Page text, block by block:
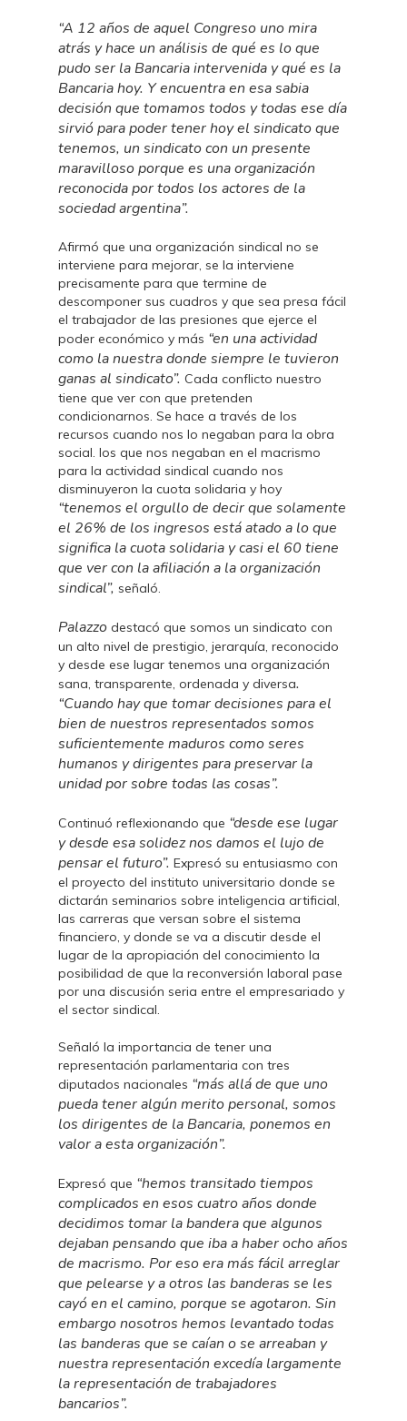
“A 12 años de aquel Congreso uno mira
atrás y hace un análisis de qué es lo que
pudo ser la Bancaria intervenida y qué es la
Bancaria hoy. Y encuentra en esa sabia
decisión que tomamos todos y todas ese día
sirvió para poder tener hoy el sindicato que
tenemos, un sindicato con un presente
maravilloso porque es una organización
reconocida por todos los actores de la
sociedad argentina”.
Afirmó que una organización sindical no se
interviene para mejorar, se la interviene
precisamente para que termine de
descomponer sus cuadros y que sea presa fácil
el trabajador de las presiones que ejerce el
poder económico y más “en una actividad
como la nuestra donde siempre le tuvieron
ganas al sindicato”. Cada conflicto nuestro
tiene que ver con que pretenden
condicionarnos. Se hace a través de los
recursos cuando nos lo negaban para la obra
social. los que nos negaban en el macrismo
para la actividad sindical cuando nos
disminuyeron la cuota solidaria y hoy
“tenemos el orgullo de decir que solamente
el 26% de los ingresos está atado a lo que
significa la cuota solidaria y casi el 60 tiene
que ver con la afiliación a la organización
sindical”, señaló.
Palazzo destacó que somos un sindicato con
un alto nivel de prestigio, jerarquía, reconocido
y desde ese lugar tenemos una organización
sana, transparente, ordenada y diversa.
“Cuando hay que tomar decisiones para el
bien de nuestros representados somos
suficientemente maduros como seres
humanos y dirigentes para preservar la
unidad por sobre todas las cosas”.
Continuó reflexionando que “desde ese lugar
y desde esa solidez nos damos el lujo de
pensar el futuro”. Expresó su entusiasmo con
el proyecto del instituto universitario donde se
dictarán seminarios sobre inteligencia artificial,
las carreras que versan sobre el sistema
financiero, y donde se va a discutir desde el
lugar de la apropiación del conocimiento la
posibilidad de que la reconversión laboral pase
por una discusión seria entre el empresariado y
el sector sindical.
Señaló la importancia de tener una
representación parlamentaria con tres
diputados nacionales “más allá de que uno
pueda tener algún merito personal, somos
los dirigentes de la Bancaria, ponemos en
valor a esta organización”.
Expresó que “hemos transitado tiempos
complicados en esos cuatro años donde
decidimos tomar la bandera que algunos
dejaban pensando que iba a haber ocho años
de macrismo. Por eso era más fácil arreglar
que pelearse y a otros las banderas se les
cayó en el camino, porque se agotaron. Sin
embargo nosotros hemos levantado todas
las banderas que se caían o se arreaban y
nuestra representación excedía largamente
la representación de trabajadores
bancarios”.